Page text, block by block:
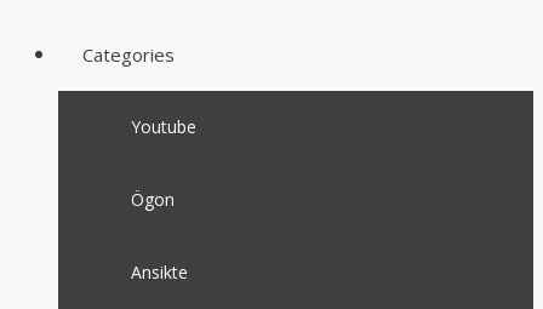
Categories
Youtube
Ögon
Ansikte